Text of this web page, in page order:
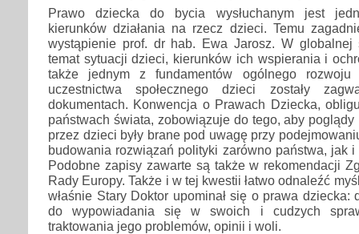
Prawo dziecka do bycia wysłuchanym jest
kierunków działania na rzecz dzieci. Temu
wystąpienie prof. dr hab. Ewa Jarosz. W globalnej
temat sytuacji dzieci, kierunków ich wspierania i
także jednym z fundamentów ogólnego rozwoju
uczestnictwa społecznego dzieci zostały
dokumentach. Konwencja o Prawach Dziecka,
państwach świata, zobowiązuje do tego, aby
przez dzieci były brane pod uwagę przy
budowania rozwiązań polityki zarówno państwa, jak
Podobne zapisy zawarte są także w rekomendacji
Rady Europy. Także i w tej kwestii łatwo odnaleźć
właśnie Stary Doktor upominał się o prawa dziecka:
do wypowiadania się w swoich i cudzych
traktowania jego problemów, opinii i woli.